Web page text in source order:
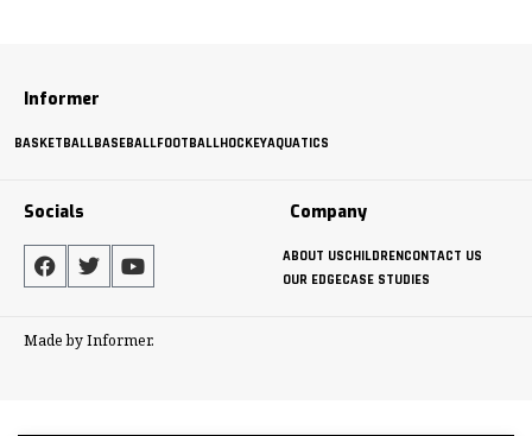
Informer
BASKETBALLBASEBALLFOOTBALLHOCKEYAQUATICS
Socials Company
ABOUT USCHILDRENCONTACT US
OUR EDGECASE STUDIES
Made by Informer.